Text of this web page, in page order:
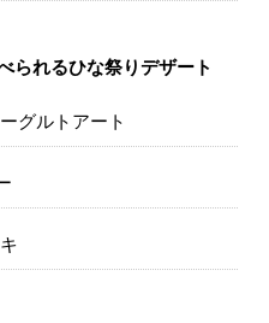
られるひな祭りデザート
グルトアート